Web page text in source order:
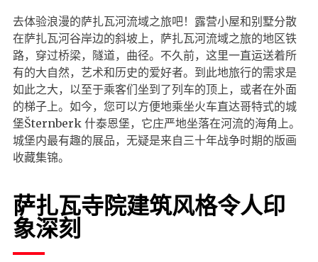
去体验浪漫的萨扎瓦河流域之旅吧！露营小屋和别墅分散
在萨扎瓦河谷岸边的斜坡上，萨扎瓦河流域之旅的地区铁
路，穿过桥梁，隧道，曲径。不久前，这里一直运送着所
有的大自然，艺术和历史的爱好者。到此地旅行的需求是
如此之大，以至于乘客们坐到了列车的顶上，或者在外面
的梯子上。如今，您可以方便地乘坐火车直达哥特式的城
堡Šternberk 什泰恩堡，它庄严地坐落在河流的海角上。
城堡内最有趣的展品，无疑是来自三十年战争时期的版画
收藏集锦。
萨扎瓦寺院建筑风格令人印
象深刻